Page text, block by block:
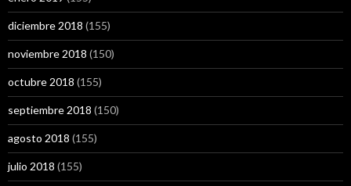
diciembre 2018 (155)
noviembre 2018 (150)
octubre 2018 (155)
septiembre 2018 (150)
agosto 2018 (155)
julio 2018 (155)